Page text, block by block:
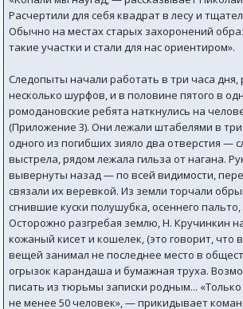
Расчертили для себя квадрат в лесу и
Обычно на местах старых захоронений
такие участки и стали для нас ориентиром».
Следопыты начали работать в три часа дня,
несколько шурфов, и в половине пятого в
ромодановские ребята наткнулись на
(Приложение 3). Они лежали штабелями в три
одного из погибших зияло два отверстия —
выстрела, рядом лежала гильза от нагана.
вывернуты назад — по всей видимости,
связали их веревкой. Из земли торчали
сгнившие куски полушубка, осеннего
Осторожно разгребая землю, Н. Кручинкин
кожаный кисет и кошелек, (это говорит, что
вещей занимал не последнее место в
огрызок карандаша и бумажная труха.
писать из тюрьмы записки родным...
не менее 50 человек», — прикидывает